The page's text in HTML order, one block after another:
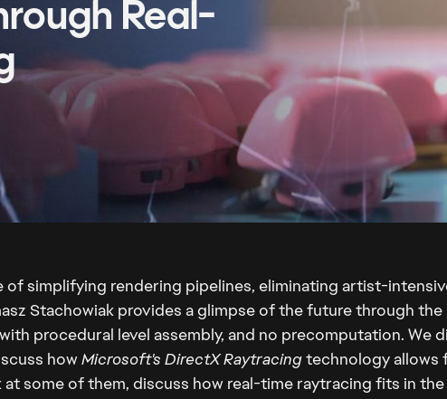
simplifying rendering pipelines, eliminating artist-
Stachowiak provides a glimpse of the future through the
procedural level assembly, and no precomputation. We
how Microsoft's DirectX Raytracingtechnology allows
at some of them, discuss how real-time raytracing fits in